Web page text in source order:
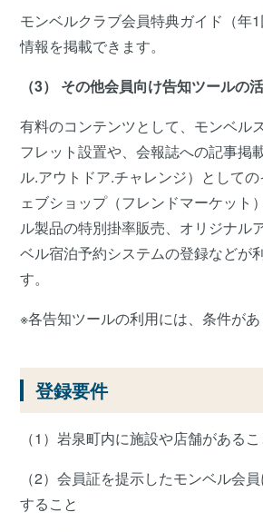
モンベルクラブ会員特典ガイド（年
情報を掲載できます。
（3） その他会員向け告知ツールの
有料のコンテンツとして、モンベル
フレット設置や、会報誌への記事掲
ル.アウトドア.チャレンジ）として
ェブショップ（フレンドマーケット
ル製品の特別掛率販売、オリジナル
ベル宿泊予約システムの登録などが
す。
※各告知ツールの利用には、条件があ
登録要件
（1）岩泉町内に施設や店舗があるこ
（2）会員証を提示したモンベル会
すること